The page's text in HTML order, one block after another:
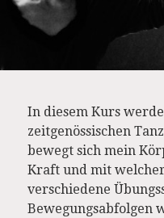
In diesem Kurs
zeitgenössischen
bewegt sich mein
Kraft und mit
verschiedene
Bewegungsabfolgen